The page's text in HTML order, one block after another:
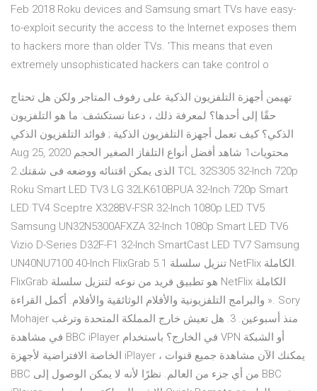
Feb 2018 Roku devices and Samsung smart TVs have easy-
to-exploit security the access to the Internet exposes them
to hackers more than older TVs. 'This means that even
extremely unsophisticated hackers can take control o
تهيمن أجهزة التلفزيون الذكية على رفوف المتاجر ولكن هل تحتاج
حقًا إلى أحدها؟ لمعرفة ذلك ، دعنا نستكشف: ما هو التلفزيون
الذكي؟ كيف تعمل أجهزة التلفزيون الذكية ; فوائد التلفزيون الذكي
Aug 25, 2020 محتويات1 شاهد أفضل أنواع التلفاز الصغير الحجم
الذى يمكن اقتنائه ووضعه فى شقتك.2 TCL 32S305 32-Inch 720p
Roku Smart LED TV3 LG 32LK610BPUA 32-Inch 720p Smart
LED TV4 Sceptre X328BV-FSR 32-Inch 1080p LED TV5
Samsung UN32N5300AFXZA 32-Inch 1080p Smart LED TV6
Vizio D-Series D32F-F1 32-Inch SmartCast LED TV7 Samsung
UN40NU7100 40-Inch FlixGrab 5.1 تنزيل سلسلة NetFlix الكاملة.
FlixGrab هو تطبيق فريد من نوعه لتنزيل سلسلة NetFlix الكاملة
والبرامج التلفزيونية والأفلام الوثائقية والأفلام. أكمل القراءة ». Sory
Mohajer منذ أسبوعين. 3. هل تعيش خارج المملكة المتحدة وترغب
في مشاهدة BBC iPlayer في الخارج؟ باستخدام VPN أو الشبكة
الخاصة الافتراضية لأجهزة iPlayer ، يمكنك الآن مشاهدة جميع قنوات
BBC من أي جزء من العالم. نظرًا لأنه لا يمكن الوصول إلى BBC